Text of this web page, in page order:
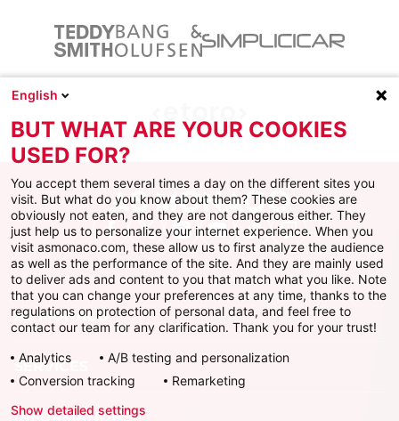
Facebook
X Instagram
YoutubeTikTokTwitch
AS MONACO
SERVICES
INFORMATIONS
English
BUT WHAT ARE YOUR COOKIES
USED FOR?
You accept them several times a day on the different sites you
visit. But what do you know about them? These cookies are
obviously not eaten, and they are not dangerous either. They
just help us to personalize your internet experience. When you
visit asmonaco.com, these allow us to first analyze the audience
as well as the performance of the site. And they are mainly used
to deliver ads and content to you that match what you like. Note
that you can change your preferences at any time, thanks to the
regulations on protection of personal data, and feel free to
contact our team for any clarification. Thank you for your trust!
Analytics
A/B testing and personalization
Conversion tracking
Remarketing
Show detailed settings